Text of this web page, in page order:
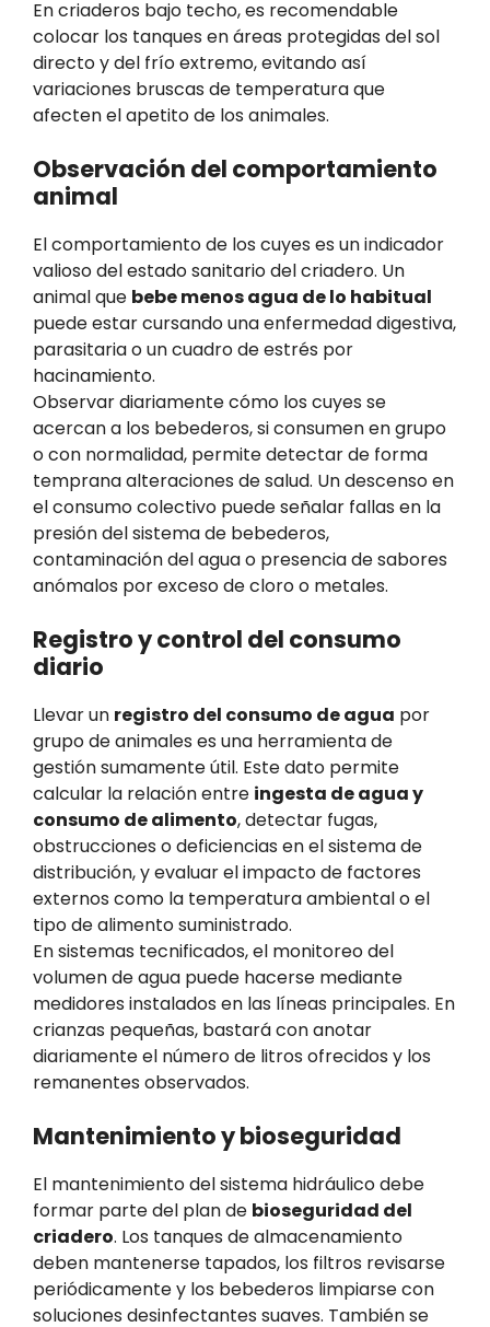
En criaderos bajo techo, es recomendable
colocar los tanques en áreas protegidas del sol
directo y del frío extremo, evitando así
variaciones bruscas de temperatura que
afecten el apetito de los animales.
Observación del comportamiento
animal
El comportamiento de los cuyes es un indicador
valioso del estado sanitario del criadero. Un
animal que bebe menos agua de lo habitual
puede estar cursando una enfermedad digestiva,
parasitaria o un cuadro de estrés por
hacinamiento.
Observar diariamente cómo los cuyes se
acercan a los bebederos, si consumen en grupo
o con normalidad, permite detectar de forma
temprana alteraciones de salud. Un descenso en
el consumo colectivo puede señalar fallas en la
presión del sistema de bebederos,
contaminación del agua o presencia de sabores
anómalos por exceso de cloro o metales.
Registro y control del consumo
diario
Llevar un registro del consumo de agua por
grupo de animales es una herramienta de
gestión sumamente útil. Este dato permite
calcular la relación entre ingesta de agua y
consumo de alimento, detectar fugas,
obstrucciones o deficiencias en el sistema de
distribución, y evaluar el impacto de factores
externos como la temperatura ambiental o el
tipo de alimento suministrado.
En sistemas tecnificados, el monitoreo del
volumen de agua puede hacerse mediante
medidores instalados en las líneas principales. En
crianzas pequeñas, bastará con anotar
diariamente el número de litros ofrecidos y los
remanentes observados.
Mantenimiento y bioseguridad
El mantenimiento del sistema hidráulico debe
formar parte del plan de bioseguridad del
criadero. Los tanques de almacenamiento
deben mantenerse tapados, los filtros revisarse
periódicamente y los bebederos limpiarse con
soluciones desinfectantes suaves. También se